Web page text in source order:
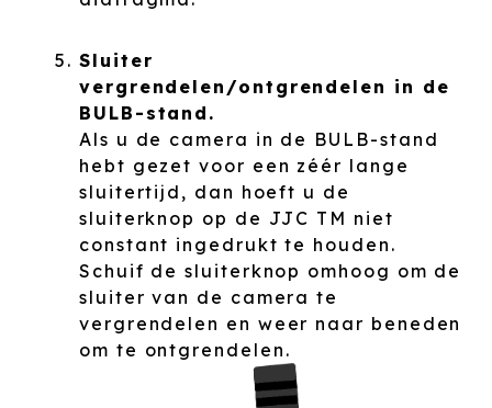
Sluiter
vergrendelen/ontgrendelen in de
BULB-stand.
Als u de camera in de BULB-stand
hebt gezet voor een zéér lange
sluitertijd, dan hoeft u de
sluiterknop op de JJC TM niet
constant ingedrukt te houden.
Schuif de sluiterknop omhoog om de
sluiter van de camera te
vergrendelen en weer naar beneden
om te ontgrendelen.